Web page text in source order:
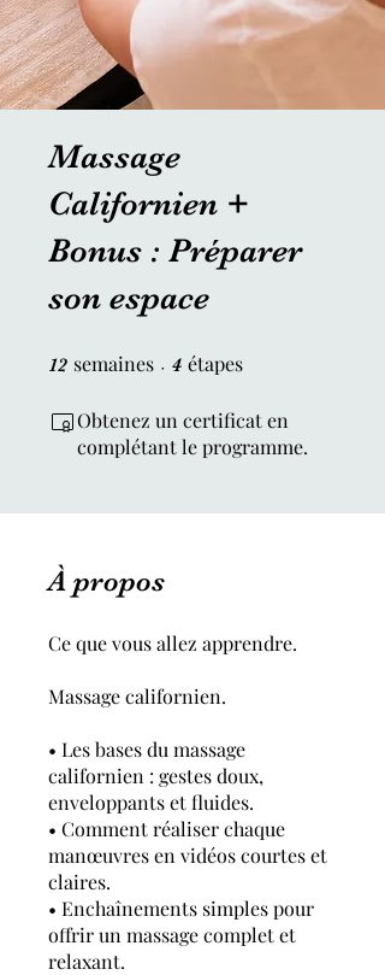
Massage
Californien +
Bonus : Préparer
son espace
12 semaines 12 semaines
4 étapes
Obtenez un certificat en
complétant le programme.
À propos
Ce que vous allez apprendre.
Massage californien.
• Les bases du massage
californien : gestes doux,
enveloppants et fluides.
• Comment réaliser chaque
manœuvres en vidéos courtes et
claires.
• Enchaînements simples pour
offrir un massage complet et
relaxant.